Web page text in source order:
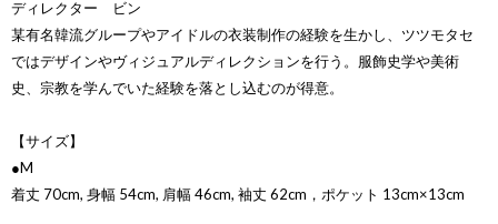
ディレクター ビン
某有名韓流グループやアイドルの衣装制作の経験を生かし、ツツモタセ
ではデザインやヴィジュアルディレクションを行う。服飾史学や美術
史、宗教を学んでいた経験を落とし込むのが得意。
【サイズ】
●M
着丈 70cm, 身幅 54cm, 肩幅 46cm, 袖丈 62cm，ポケット 13cm×13cm